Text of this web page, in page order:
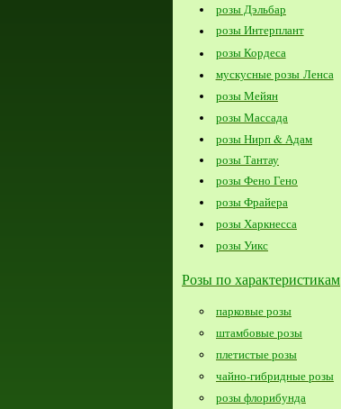
розы Дэльбар
розы Интерплант
розы Кордеса
мускусные розы Ленса
розы Мейян
розы Массада
розы Нирп & Адам
розы Тантау
розы Фено Гено
розы Фрайера
розы Харкнесса
розы Уикс
Розы по характеристикам
парковые розы
штамбовые розы
плетистые розы
чайно-гибридные розы
розы флорибунда